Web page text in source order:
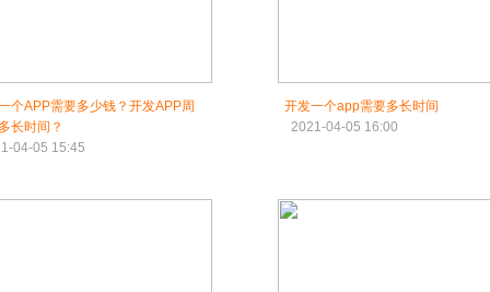
个APP需要多少钱？开发APP周
长时间？
04-05 15:45
开发一个app需要多长时间
2021-04-05 16:00